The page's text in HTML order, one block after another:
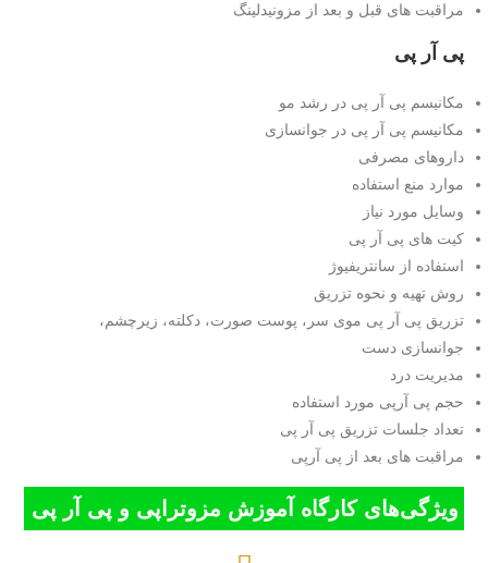
مراقبت های قبل و بعد از مزونیدلینگ
پی آر پی
مکانیسم پی آر پی در رشد مو
مکانیسم پی آر پی در جوانسازی
داروهای مصرفی
موارد منع استفاده
وسایل مورد نیاز
کیت های پی آر پی
استفاده از سانتریفیوژ
روش تهیه و نحوه تزریق
تزریق پی آر پی موی سر، پوست صورت، دکلته، زیرچشم،
جوانسازی دست
مدیریت درد
حجم پی آرپی مورد استفاده
تعداد جلسات تزریق پی آر پی
مراقبت های بعد از پی آرپی
ویژگی‌های کارگاه آموزش مزوتراپی و پی آر پی